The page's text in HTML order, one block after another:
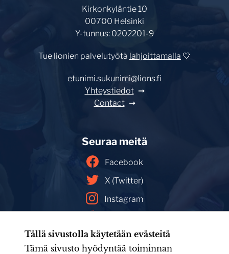
Tällä sivustolla käytetään evästeitä
Tämä sivusto hyödyntää toiminnan
Kirkonkyläntie 10
00700 Helsinki
Y-tunnus: 0202201-9
Tue lionien palvelutyötä lahjoittamalla 💛
etunimi.sukunimi@lions.fi
Yhteystiedot
Contact
Seuraa meitä
Facebook
X (Twitter)
Instagram
Facebookin mainoskirjasto